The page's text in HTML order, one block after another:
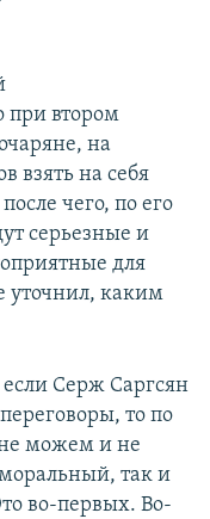
при втором
на
взять на себя
чего, по его
серьезные и
для
уточнил, каким
Серж Саргсян
то по
можем и не
так и
во-первых. Во-